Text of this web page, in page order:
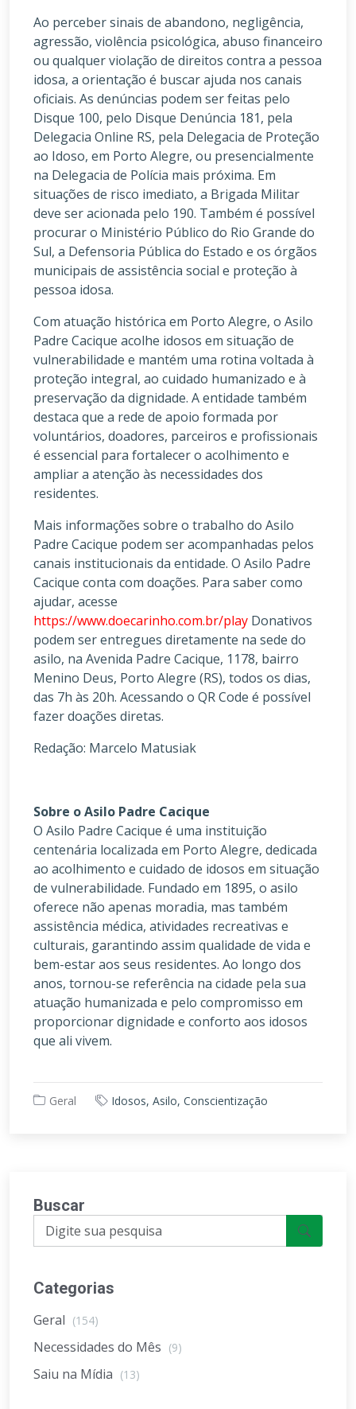
Ao perceber sinais de abandono, negligência,
agressão, violência psicológica, abuso financeiro
ou qualquer violação de direitos contra a pessoa
idosa, a orientação é buscar ajuda nos canais
oficiais. As denúncias podem ser feitas pelo
Disque 100, pelo Disque Denúncia 181, pela
Delegacia Online RS, pela Delegacia de Proteção
ao Idoso, em Porto Alegre, ou presencialmente
na Delegacia de Polícia mais próxima. Em
situações de risco imediato, a Brigada Militar
deve ser acionada pelo 190. Também é possível
procurar o Ministério Público do Rio Grande do
Sul, a Defensoria Pública do Estado e os órgãos
municipais de assistência social e proteção à
pessoa idosa.
Com atuação histórica em Porto Alegre, o Asilo
Padre Cacique acolhe idosos em situação de
vulnerabilidade e mantém uma rotina voltada à
proteção integral, ao cuidado humanizado e à
preservação da dignidade. A entidade também
destaca que a rede de apoio formada por
voluntários, doadores, parceiros e profissionais
é essencial para fortalecer o acolhimento e
ampliar a atenção às necessidades dos
residentes.
Mais informações sobre o trabalho do Asilo
Padre Cacique podem ser acompanhadas pelos
canais institucionais da entidade. O Asilo Padre
Cacique conta com doações. Para saber como
ajudar, acesse
https://www.doecarinho.com.br/play Donativos
podem ser entregues diretamente na sede do
asilo, na Avenida Padre Cacique, 1178, bairro
Menino Deus, Porto Alegre (RS), todos os dias,
das 7h às 20h. Acessando o QR Code é possível
fazer doações diretas.
Redação: Marcelo Matusiak
Sobre o Asilo Padre Cacique
O Asilo Padre Cacique é uma instituição
centenária localizada em Porto Alegre, dedicada
ao acolhimento e cuidado de idosos em situação
de vulnerabilidade. Fundado em 1895, o asilo
oferece não apenas moradia, mas também
assistência médica, atividades recreativas e
culturais, garantindo assim qualidade de vida e
bem-estar aos seus residentes. Ao longo dos
anos, tornou-se referência na cidade pela sua
atuação humanizada e pelo compromisso em
proporcionar dignidade e conforto aos idosos
que ali vivem.
Geral Idosos, Asilo, Conscientização
Buscar
Categorias
Geral (154)
Necessidades do Mês (9)
Saiu na Mídia (13)